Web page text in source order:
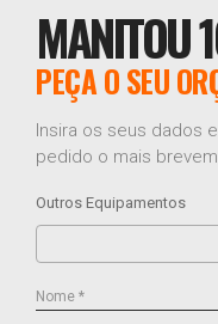
MANITOU
PEÇA O SEU
Insira os seus dados
pedido o mais
Outros Equipamentos
Nome *